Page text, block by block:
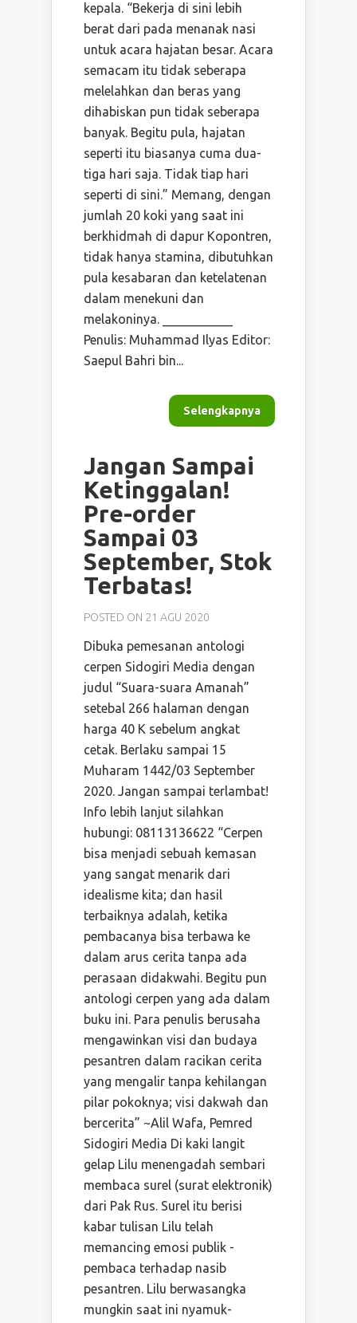
kepala. “Bekerja di sini lebih
berat dari pada menanak nasi
untuk acara hajatan besar. Acara
semacam itu tidak seberapa
melelahkan dan beras yang
dihabiskan pun tidak seberapa
banyak. Begitu pula, hajatan
seperti itu biasanya cuma dua-
tiga hari saja. Tidak tiap hari
seperti di sini.” Memang, dengan
jumlah 20 koki yang saat ini
berkhidmah di dapur Kopontren,
tidak hanya stamina, dibutuhkan
pula kesabaran dan ketelatenan
dalam menekuni dan
melakoninya. ___________
Penulis: Muhammad Ilyas Editor:
Saepul Bahri bin...
Selengkapnya
Jangan Sampai
Ketinggalan!
Pre-order
Sampai 03
September, Stok
Terbatas!
POSTED ON 21 AGU 2020
Dibuka pemesanan antologi
cerpen Sidogiri Media dengan
judul “Suara-suara Amanah”
setebal 266 halaman dengan
harga 40 K sebelum angkat
cetak. Berlaku sampai 15
Muharam 1442/03 September
2020. Jangan sampai terlambat!
Info lebih lanjut silahkan
hubungi: 08113136622 “Cerpen
bisa menjadi sebuah kemasan
yang sangat menarik dari
idealisme kita; dan hasil
terbaiknya adalah, ketika
pembacanya bisa terbawa ke
dalam arus cerita tanpa ada
perasaan didakwahi. Begitu pun
antologi cerpen yang ada dalam
buku ini. Para penulis berusaha
mengawinkan visi dan budaya
pesantren dalam racikan cerita
yang mengalir tanpa kehilangan
pilar pokoknya; visi dakwah dan
bercerita” ~Alil Wafa, Pemred
Sidogiri Media Di kaki langit
gelap Lilu menengadah sembari
membaca surel (surat elektronik)
dari Pak Rus. Surel itu berisi
kabar tulisan Lilu telah
memancing emosi publik -
pembaca terhadap nasib
pesantren. Lilu berwasangka
mungkin saat ini nyamuk-